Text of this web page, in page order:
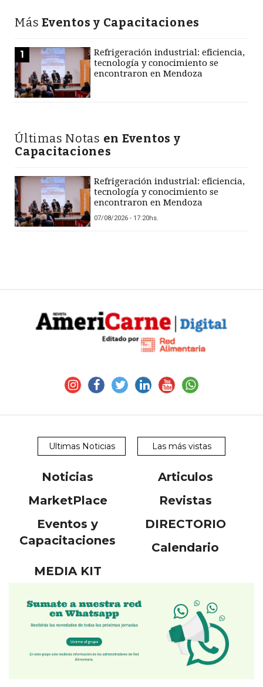
Más Eventos y Capacitaciones
1
Refrigeración industrial: eficiencia,
tecnología y conocimiento se
encontraron en Mendoza
Últimas Notas en Eventos y
Capacitaciones
Refrigeración industrial: eficiencia,
tecnología y conocimiento se
encontraron en Mendoza
07/08/2026 - 17:20hs.
Ultimas Noticias Las más vistas
Noticias
Articulos
MarketPlace
Revistas
Eventos y
Capacitaciones
DIRECTORIO
Calendario
MEDIA KIT